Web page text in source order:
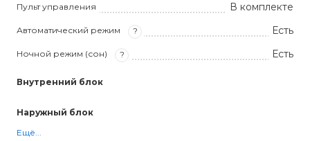
Пульт управления В комплекте
Автоматический режим ? Есть
Ночной режим (сон) ? Есть
Внутренний блок
Наружный блок
Ещё...